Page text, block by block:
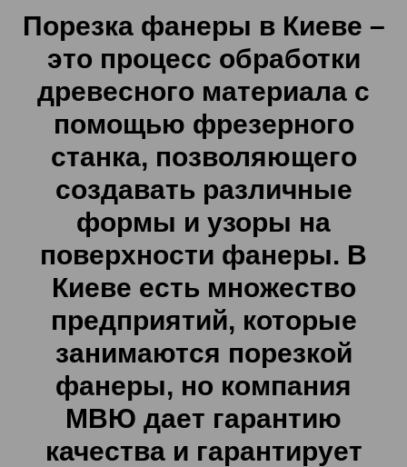
Порезка фанеры в Киеве –
это процесс обработки
древесного материала с
помощью фрезерного
станка, позволяющего
создавать различные
формы и узоры на
поверхности фанеры. В
Киеве есть множество
предприятий, которые
занимаются порезкой
фанеры, но компания
МВЮ дает гарантию
качества и гарантирует